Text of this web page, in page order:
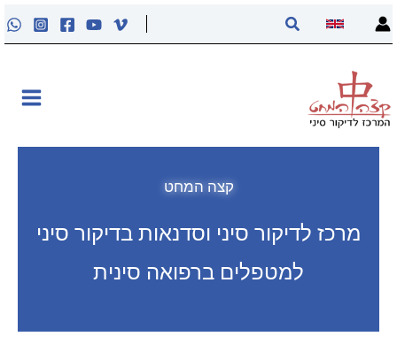
דילוג
לתוכן
חיפוש
קצה המחט
מרכז לדיקור סיני וסדנאות בדיקור סיני
למטפלים ברפואה סינית
קורסים
פוסטים